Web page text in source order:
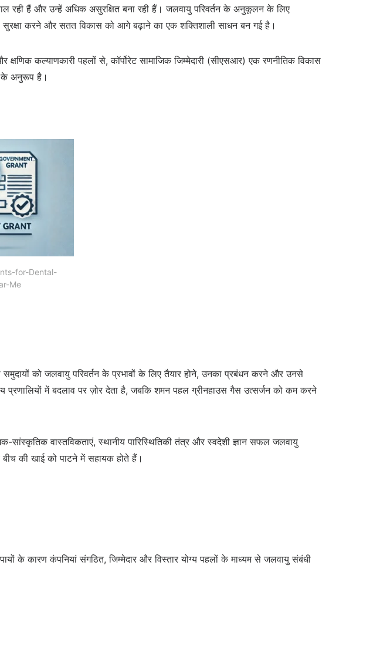
रही हैं और उन्हें अधिक असुरक्षित बना रही हैं। जलवायु परिवर्तन के अनुकूलन के लिए
करने और सतत विकास को आगे बढ़ाने का एक शक्तिशाली साधन बन गई है।
क्षणिक कल्याणकारी पहलों से, कॉर्पोरेट सामाजिक जिम्मेदारी (सीएसआर) एक रणनीतिक विकास
के अनुरूप है।
for-Dental-
Me
को जलवायु परिवर्तन के प्रभावों के लिए तैयार होने, उनका प्रबंधन करने और उनसे
में बदलाव पर ज़ोर देता है, जबकि शमन पहल ग्रीनहाउस गैस उत्सर्जन को कम करने
वास्तविकताएं, स्थानीय पारिस्थितिकी तंत्र और स्वदेशी ज्ञान सफल जलवायु
बीच की खाई को पाटने में सहायक होते हैं।
के कारण कंपनियां संगठित, जिम्मेदार और विस्तार योग्य पहलों के माध्यम से जलवायु संबंधी